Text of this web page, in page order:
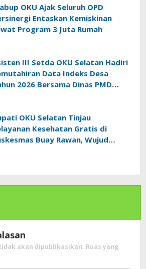
OKU Ajak Seluruh OPD
Entaskan Kemiskinan
Program 3 Juta Rumah
III Setda OKU Selatan Hadiri
Data Indeks Desa
2026 Bersama Dinas PMD
OKU Selatan Tinjau
Kesehatan Gratis di
Buay Rawan, Wujud
akan dipublikasikan. Ruas yang